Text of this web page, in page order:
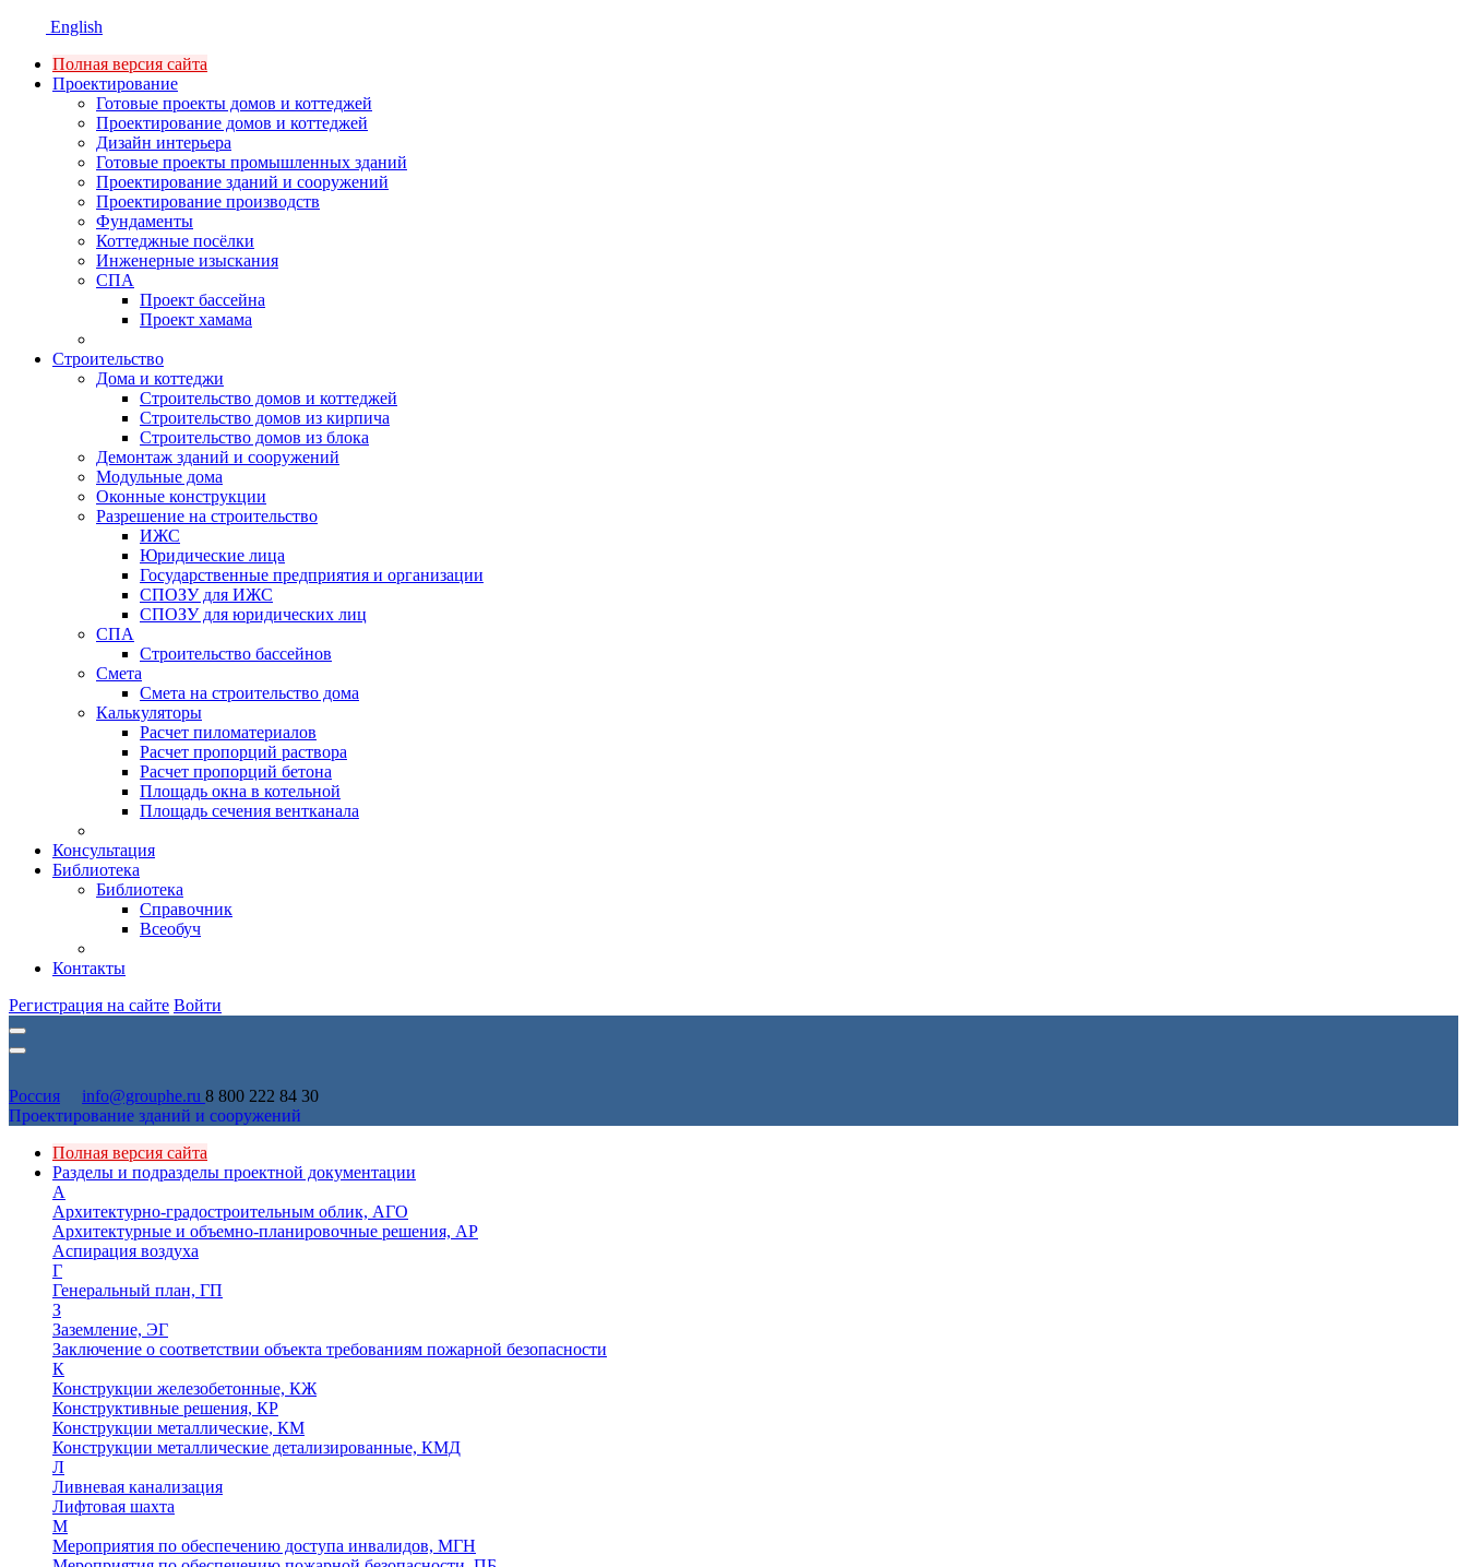
English
Полная версия сайта
Проектирование
Готовые проекты домов и коттеджей
Проектирование домов и коттеджей
Дизайн интерьера
Готовые проекты промышленных зданий
Проектирование зданий и сооружений
Проектирование производств
Фундаменты
Коттеджные посёлки
Инженерные изыскания
СПА
Проект бассейна
Проект хамама
Строительство
Дома и коттеджи
Строительство домов и коттеджей
Строительство домов из кирпича
Строительство домов из блока
Демонтаж зданий и сооружений
Модульные дома
Оконные конструкции
Разрешение на строительство
ИЖС
Юридические лица
Государственные предприятия и организации
СПОЗУ для ИЖС
СПОЗУ для юридических лиц
СПА
Строительство бассейнов
Смета
Смета на строительство дома
Калькуляторы
Расчет пиломатериалов
Расчет пропорций раствора
Расчет пропорций бетона
Площадь окна в котельной
Площадь сечения вентканала
Консультация
Библиотека
Библиотека
Справочник
Всеобуч
Контакты
Регистрация на сайте Войти
Россия info@grouphe.ru 8 800 222 84 30
Проектирование зданий и сооружений
Полная версия сайта
Разделы и подразделы проектной документации
А
Архитектурно-градостроительным облик, АГО
Архитектурные и объемно-планировочные решения, АР
Аспирация воздуха
Г
Генеральный план, ГП
З
Заземление, ЭГ
Заключение о соответствии объекта требованиям пожарной безопасности
К
Конструкции железобетонные, КЖ
Конструктивные решения, КР
Конструкции металлические, КМ
Конструкции металлические детализированные, КМД
Л
Ливневая канализация
Лифтовая шахта
М
Мероприятия по обеспечению доступа инвалидов, МГН